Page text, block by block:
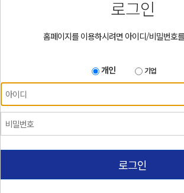
로그인
홈페이지를 이용하시려면 아이디/비밀번호
개인 기업
로그인